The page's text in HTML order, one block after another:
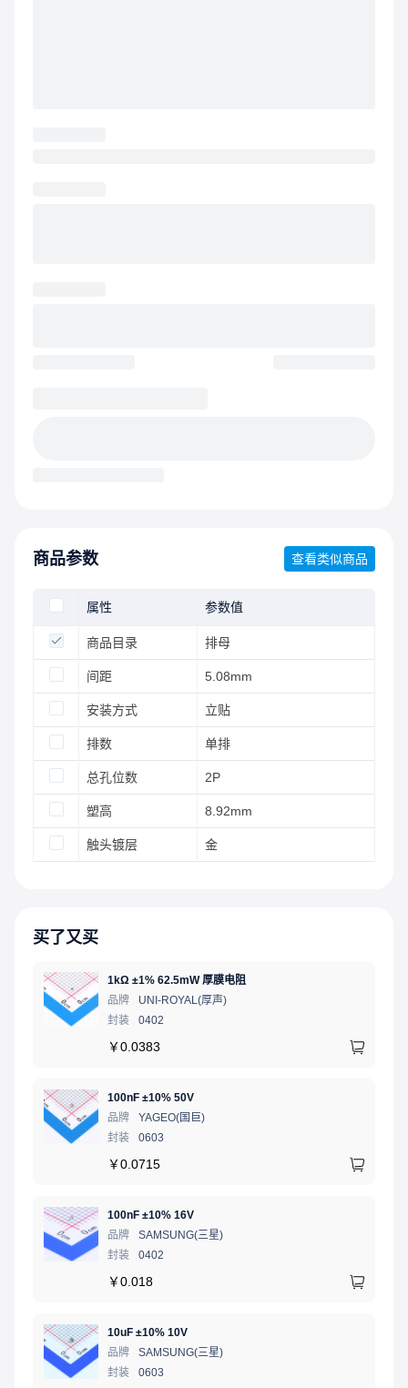
商品参数 查看类似商品
属性 参数值
商品目录 排母
间距 5.08mm
安装方式 立贴
排数 单排
总孔位数 2P
塑高 8.92mm
触头镀层 金
买了又买
1kΩ ±1% 62.5mW 厚膜电阻
品牌
UNI-ROYAL(厚声)
封装
0402
￥0.0383
100nF ±10% 50V
品牌
YAGEO(国巨)
封装
0603
￥0.0715
100nF ±10% 16V
品牌
SAMSUNG(三星)
封装
0402
￥0.018
10uF ±10% 10V
品牌
SAMSUNG(三星)
封装
0603